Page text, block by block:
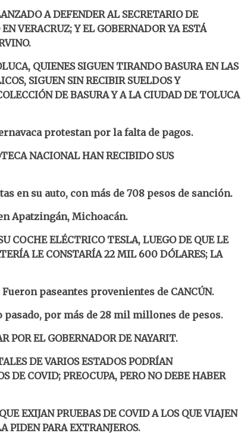
A DEFENDER AL SECRETARIO DE
VERACRUZ; Y EL GOBERNADOR YA ESTÁ
QUIENES SIGUEN TIRANDO BASURA EN LAS
SIGUEN SIN RECIBIR SUELDOS Y
DE BASURA Y A LA CIUDAD DE TOLUCA
protestan por la falta de pagos.
NACIONAL HAN RECIBIDO SUS
en su auto, con más de 708 pesos de sanción.
Apatzingán, Michoacán.
COCHE ELÉCTRICO TESLA, LUEGO DE QUE LE
LE CONSTARÍA 22 MIL 600 DÓLARES; LA
paseantes provenientes de CANCÚN.
por más de 28 mil millones de pesos.
POR EL GOBERNADOR DE NAYARIT.
DE VARIOS ESTADOS PODRÍAN
DE COVID; PREOCUPA, PERO NO DEBE HABER
EXIJAN PRUEBAS DE COVID A LOS QUE VIAJEN
PIDEN PARA EXTRANJEROS.